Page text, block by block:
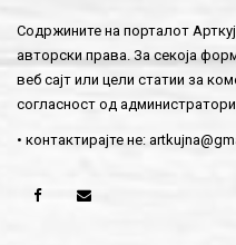
Содржините на порталот
авторски права. За секоја
веб сајт или цели статии за
согласност од
• контактирајте не: